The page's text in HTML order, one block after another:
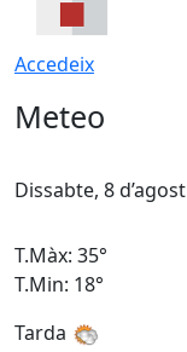
Accedeix
Meteo
Dissabte, 8 d’agost
T.Màx: 35°
T.Min: 18°
Tarda